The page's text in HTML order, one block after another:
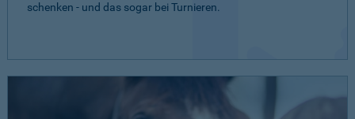
schenken - und das sogar bei Turnieren.